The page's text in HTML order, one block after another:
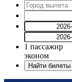
1 пассажир
эконом
Найти билеты